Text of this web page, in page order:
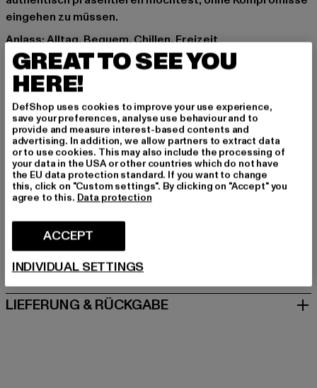
eingehen zu müssen.
Anlass: Alltag, Bequem, Chillen, Freizeit
Marke: Bruno Banani
Kat.: T-Shirts
Farbe: schwarz
Hersteller Farbe: black
Materialzusammensetzung: 100% Baumwolle
Art.Nr: BBM001-00007
Hersteller: Noctane |Nando@noctane-distributions.com
Am Hof 41683 | 1100 Vienna | AT
GRÖSSE & PASSFORM
PFLEGEHINWEISE
LIEFERUNG & RÜCKGABE
GREAT TO SEE YOU
HERE!
DefShop uses cookies to improve your use experience,
save your preferences, analyse use behaviour and to
provide and measure interest-based contents and
advertising. In addition, we allow partners to extract data
or to use cookies. This may also include the processing of
your data in the USA or other countries which do not have
the EU data protection standard. If you want to change
this, click on "Custom settings". By clicking on "Accept" you
agree to this. Data protection
ACCEPT
INDIVIDUAL SETTINGS